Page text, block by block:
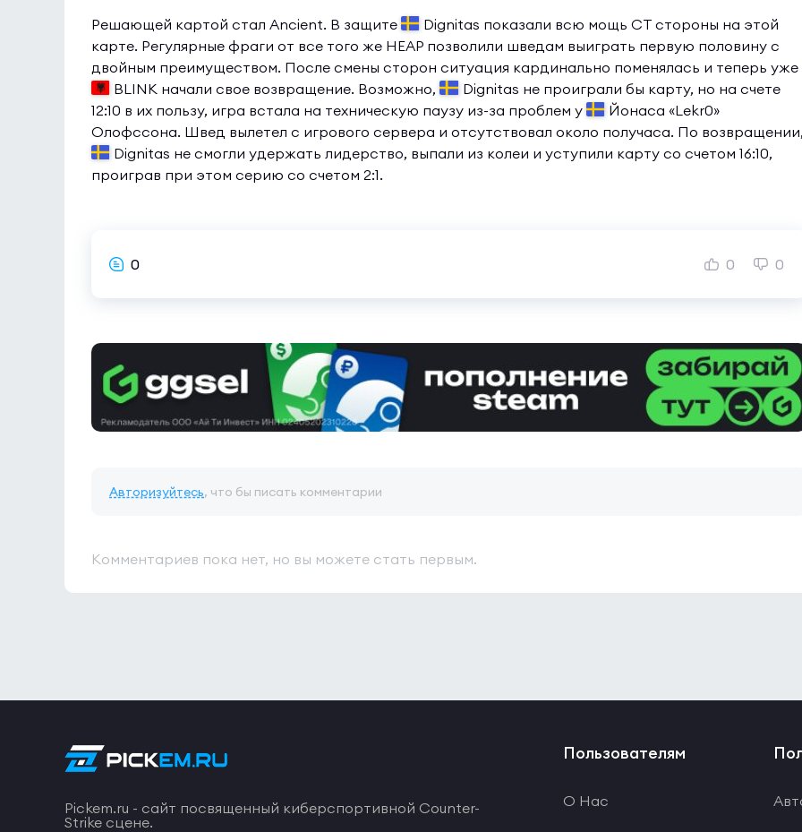
Решающей картой стал Ancient. В защите
Dignitas показали всю мощь CT стороны на этой
карте. Регулярные фраги от все того же HEAP позволили шведам выиграть первую половину с
двойным преимуществом. После смены сторон ситуация кардинально поменялась и теперь уже
BLINK начали свое возвращение. Возможно,
Dignitas не проиграли бы карту, но на счете
12:10 в их пользу, игра встала на техническую паузу из-за проблем у
Йонаса «Lekr0»
Олофссона. Швед вылетел с игрового сервера и отсутствовал около получаса. По
Dignitas не смогли удержать лидерство, выпали из колеи и уступили карту со счетом 16:10,
проиграв при этом серию со счетом 2:1.
0 0 0
Авторизуйтесь, что бы писать комментарии
Комментариев пока нет, но вы можете стать первым.
Pickem.ru - сайт посвященный киберспортивной Counter-
Strike сцене.
Пользователям
О Нас